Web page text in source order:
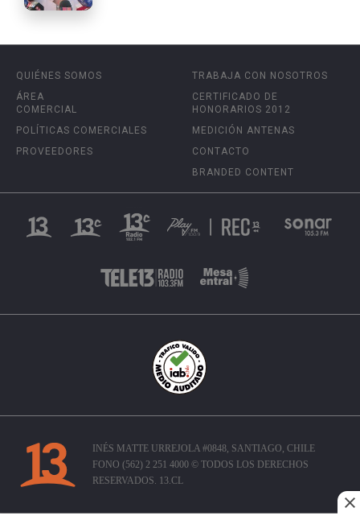
QUIÉNES SOMOS
ÁREA
COMERCIAL
POLÍTICAS COMERCIALES
PROVEEDORES
TRABAJA CON NOSOTROS
CERTIFICADO DE
HONORARIOS 2012
MEDICIÓN ANTENAS
CONTACTO
BRANDED CONTENT
INÉS MATTE URREJOLA #0848, SANTIAGO, CHILE
FONO (562) 2 251 4000 © TODOS LOS DERECHOS
RESERVADOS. 13.CL